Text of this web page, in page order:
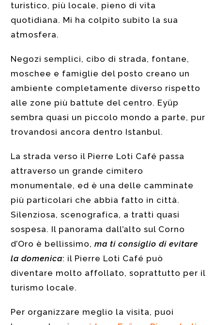
turistico, più locale, pieno di vita
quotidiana. Mi ha colpito subito la sua
atmosfera.
Negozi semplici, cibo di strada, fontane,
moschee e famiglie del posto creano un
ambiente completamente diverso rispetto
alle zone più battute del centro. Eyüp
sembra quasi un piccolo mondo a parte, pur
trovandosi ancora dentro Istanbul.
La strada verso il Pierre Loti Café passa
attraverso un grande cimitero
monumentale, ed è una delle camminate
più particolari che abbia fatto in città.
Silenziosa, scenografica, a tratti quasi
sospesa. Il panorama dall’alto sul Corno
d’Oro è bellissimo,ma ti consiglio di evitare
la domenica: il Pierre Loti Café può
diventare molto affollato, soprattutto per il
turismo locale.
Per organizzare meglio la visita, puoi